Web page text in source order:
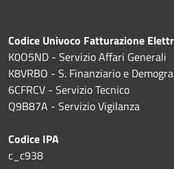
Codice Univoco Fatturazione
K0O5ND - Servizio Affari Generali
K8VRBO - S. Finanziario e
6CFRCV - Servizio Tecnico
Q9B87A - Servizio Vigilanza
Codice IPA
c_c938